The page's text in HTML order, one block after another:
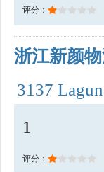
评分：
浙江新颜
3137
1
评分：